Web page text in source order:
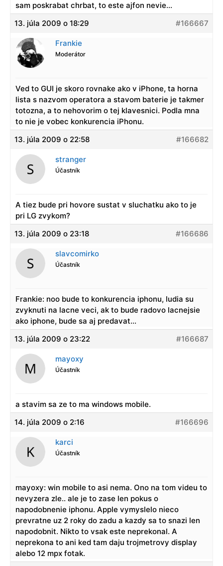
sam poskrabat chrbat, to este ajfon nevie…
13. júla 2009 o 18:29
#166667
Frankie
Moderátor
Ved to GUI je skoro rovnake ako v iPhone, ta horna
lista s nazvom operatora a stavom baterie je takmer
totozna, a to nehovorim o tej klavesnici. Podla mna
to nie je vobec konkurencia iPhonu.
13. júla 2009 o 22:58
#166682
stranger
Účastník
A tiez bude pri hovore sustat v sluchatku ako to je
pri LG zvykom?
13. júla 2009 o 23:18
#166686
slavcomirko
Účastník
Frankie: noo bude to konkurencia iphonu, ludia su
zvyknuti na lacne veci, ak to bude radovo lacnejsie
ako iphone, bude sa aj predavat…
13. júla 2009 o 23:22
#166687
mayoxy
Účastník
a stavim sa ze to ma windows mobile.
14. júla 2009 o 2:16
#166696
karci
Účastník
mayoxy: win mobile to asi nema. Ono na tom videu to
nevyzera zle.. ale je to zase len pokus o
napodobnenie iphonu. Apple vymyslelo nieco
prevratne uz 2 roky do zadu a kazdy sa to snazi len
napodobnit. Nikto to vsak este neprekonal. A
neprekona to ani ked tam daju trojmetrovy display
alebo 12 mpx fotak.